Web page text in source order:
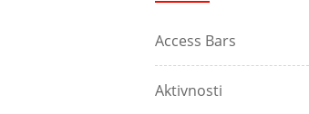
Access Bars
Aktivnosti